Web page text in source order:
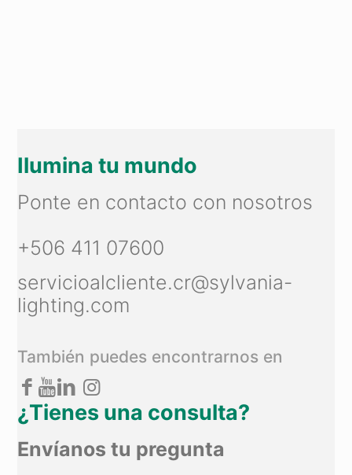
Ilumina tu mundo
Ponte en contacto con nosotros
+506 411 07600
servicioalcliente.cr@sylvania-
lighting.com
También puedes encontrarnos en
¿Tienes una consulta?
Envíanos tu pregunta